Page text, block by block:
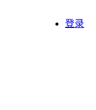
登录